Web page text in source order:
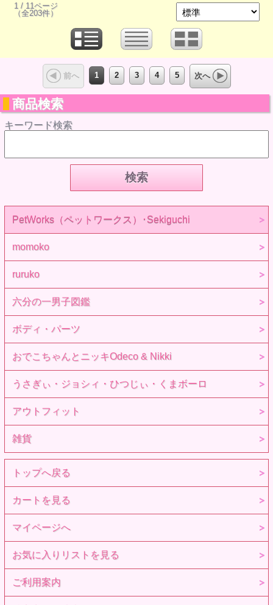
1 / 11ページ
（全203件）
前へ 1 2 3 4 5 次へ
商品検索
キーワード検索
PetWorks（ペットワークス）･Sekiguchi
momoko
ruruko
六分の一男子図鑑
ボディ・パーツ
おでこちゃんとニッキOdeco & Nikki
うさぎぃ・ジョシィ・ひつじぃ・くまボーロ
アウトフィット
雑貨
トップへ戻る
カートを見る
マイページへ
お気に入りリストを見る
ご利用案内